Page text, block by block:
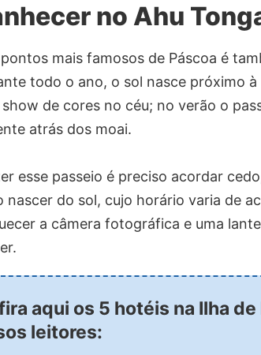
no Ahu
mais famosos de Páscoa é
todo o ano, o sol nasce próximo
de cores no céu; no verão o
atrás dos moai.
esse passeio é preciso acordar
nascer do sol, cujo horário varia de
a câmera fotográfica e uma
aqui os 5 hotéis na Ilha
leitores: